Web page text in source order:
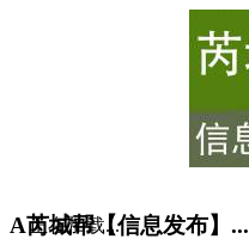
A芮城帮【信息发布】...
正在加载...